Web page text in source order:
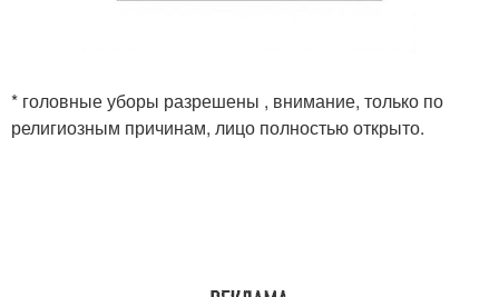
* головные уборы разрешены , внимание, только по
религиозным причинам, лицо полностью открыто.